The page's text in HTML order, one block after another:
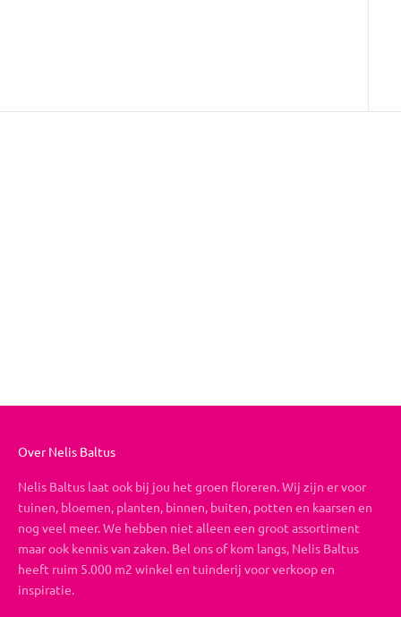
Over Nelis Baltus
Nelis Baltus laat ook bij jou het groen floreren. Wij zijn er voor
tuinen, bloemen, planten, binnen, buiten, potten en kaarsen en
nog veel meer. We hebben niet alleen een groot assortiment
maar ook kennis van zaken. Bel ons of kom langs, Nelis Baltus
heeft ruim 5.000 m2 winkel en tuinderij voor verkoop en
inspiratie.